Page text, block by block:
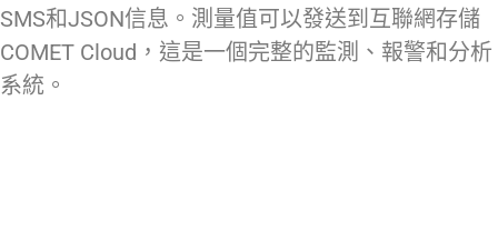
SMS和JSON信息。測量值可以發送到互聯網存儲
COMET Cloud，這是一個完整的監測、報警和分析
系統。